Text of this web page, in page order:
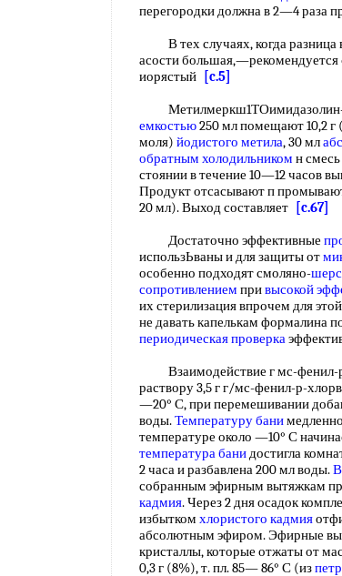
перегородки должна в 2—4 раза
В тех случаях, когда разница
асости
иорястый
[c.5]
Метилмеркш1ТОимидазолин-
емкостью250 мл помещают 10,2 г
моля) йодистого метила, 30 мл
обратным холодильником н
стоянии в течение 10—12 часов
Продукт отсасывают п
20 мл). Выход составляет
[c.67]
Достаточно эффективные
использЬваны и для защиты от
особенно подходят смоляно-
сопротивлением привысокой
их стерилизация впрочем для
не давать капелькам формалина
периодическая проверка
Взаимодействие г мс-фенил-
раствору 3,5 г г/мс-фенил-р-
—20° С, при перемешивании
воды.Температуру бани
температуре около —10° С
температура банидостигла
2 часа и разбавлена 200 мл воды.
собранным эфирным вытяжкам
кадмия. Через 2 дня осадок
избытком хлористого кадмия
абсолютным эфиром. Эфирные
кристаллы, которые отжаты от
0,3 г (8%), т. пл. 85— 86° С (из